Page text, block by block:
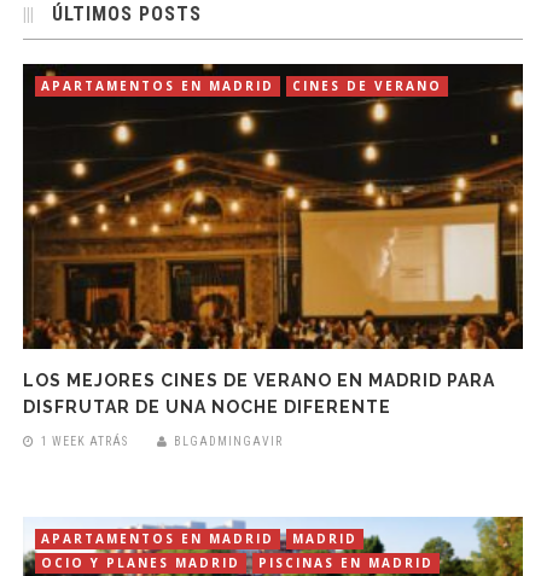
ÚLTIMOS POSTS
APARTAMENTOS EN MADRID CINES DE VERANO
LOS MEJORES CINES DE VERANO EN MADRID PARA
DISFRUTAR DE UNA NOCHE DIFERENTE
1 WEEK ATRÁS BLGADMINGAVIR
APARTAMENTOS EN MADRID
MADRID
OCIO Y PLANES MADRID
PISCINAS EN MADRID